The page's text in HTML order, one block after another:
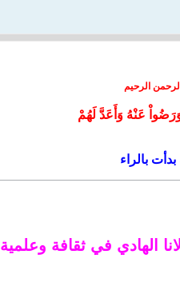
الرحيم
عَنْهُ وَأَعَدَّ لَهُمْ
بدأت بالراء
الهادي في ثقافة وعلمية